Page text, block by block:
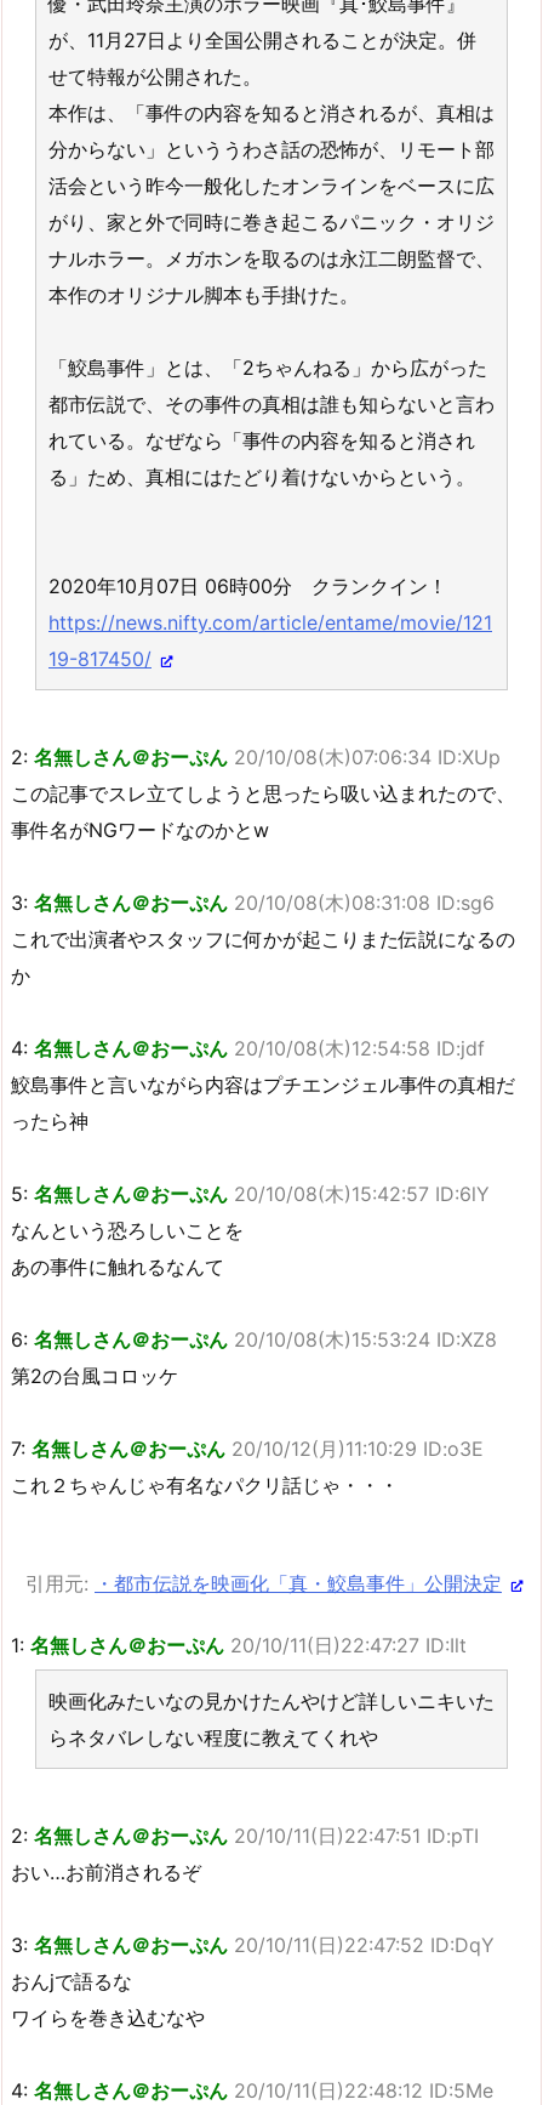
が、11月27日より全国公開されることが決定。併
せて特報が公開された。
本作は、「事件の内容を知ると消されるが、真相は
分からない」といううわさ話の恐怖が、リモート部
活会という昨今一般化したオンラインをベースに広
がり、家と外で同時に巻き起こるパニック・オリジ
ナルホラー。メガホンを取るのは永江二朗監督で、
本作のオリジナル脚本も手掛けた。
「鮫島事件」とは、「2ちゃんねる」から広がった
都市伝説で、その事件の真相は誰も知らないと言わ
れている。なぜなら「事件の内容を知ると消され
る」ため、真相にはたどり着けないからという。
2020年10月07日 06時00分 クランクイン！
https://news.nifty.com/article/entame/movie/121
19-817450/
2: 名無しさん＠おーぷん 20/10/08(木)07:06:34 ID:XUp
この記事でスレ立てしようと思ったら吸い込まれたので、
事件名がNGワードなのかとw
3: 名無しさん＠おーぷん 20/10/08(木)08:31:08 ID:sg6
これで出演者やスタッフに何かが起こりまた伝説になるの
か
4: 名無しさん＠おーぷん 20/10/08(木)12:54:58 ID:jdf
鮫島事件と言いながら内容はプチエンジェル事件の真相だ
ったら神
5: 名無しさん＠おーぷん 20/10/08(木)15:42:57 ID:6lY
なんという恐ろしいことを
あの事件に触れるなんて
6: 名無しさん＠おーぷん 20/10/08(木)15:53:24 ID:XZ8
第2の台風コロッケ
7: 名無しさん＠おーぷん 20/10/12(月)11:10:29 ID:o3E
これ２ちゃんじゃ有名なパクリ話じゃ・・・
引用元: ・都市伝説を映画化「真・鮫島事件」公開決定
1: 名無しさん＠おーぷん 20/10/11(日)22:47:27 ID:Ilt
映画化みたいなの見かけたんやけど詳しいニキいた
らネタバレしない程度に教えてくれや
2: 名無しさん＠おーぷん 20/10/11(日)22:47:51 ID:pTI
おい…お前消されるぞ
3: 名無しさん＠おーぷん 20/10/11(日)22:47:52 ID:DqY
おんjで語るな
ワイらを巻き込むなや
4: 名無しさん＠おーぷん 20/10/11(日)22:48:12 ID:5Me